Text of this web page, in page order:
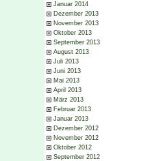
Januar 2014
Dezember 2013
November 2013
Oktober 2013
September 2013
August 2013
Juli 2013
Juni 2013
Mai 2013
April 2013
März 2013
Februar 2013
Januar 2013
Dezember 2012
November 2012
Oktober 2012
September 2012